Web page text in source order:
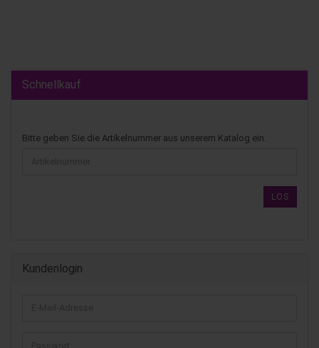
Schnellkauf
Bitte geben Sie die Artikelnummer aus unserem Katalog ein.
LOS
Kundenlogin